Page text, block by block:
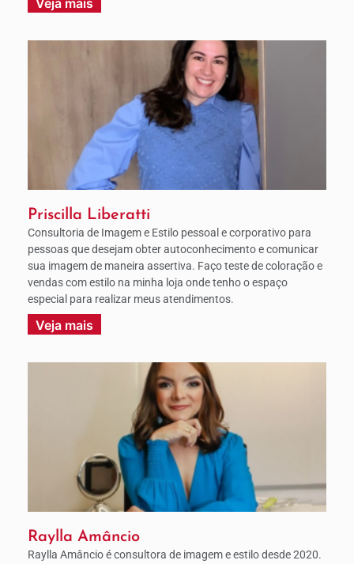
Veja mais
Priscilla Liberatti
Consultoria de Imagem e Estilo pessoal e corporativo para
pessoas que desejam obter autoconhecimento e comunicar
sua imagem de maneira assertiva. Faço teste de coloração e
vendas com estilo na minha loja onde tenho o espaço
especial para realizar meus atendimentos.
Veja mais
Raylla Amâncio
Raylla Amâncio é consultora de imagem e estilo desde 2020.